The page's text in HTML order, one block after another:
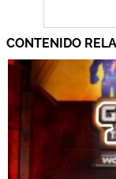
CONTENIDO